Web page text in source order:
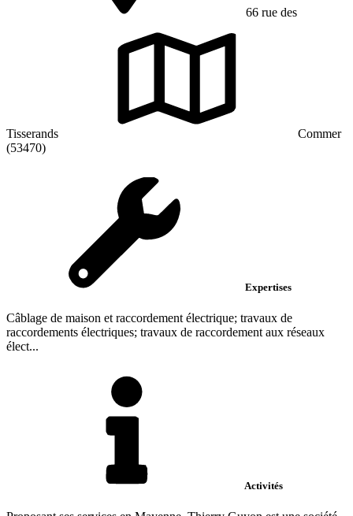
66 rue des
Tisserands
Commer
(53470)
Expertises
Câblage de maison et raccordement électrique; travaux de
raccordements électriques; travaux de raccordement aux réseaux
élect...
Activités